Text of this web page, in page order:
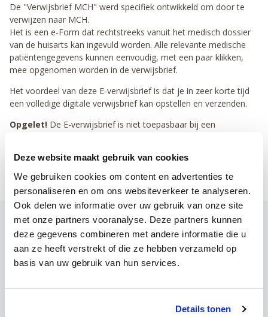
Deze website maakt gebruik van cookies
We gebruiken cookies om content en advertenties te
personaliseren en om ons websiteverkeer te analyseren.
Ook delen we informatie over uw gebruik van onze site
met onze partners vooranalyse. Deze partners kunnen
deze gegevens combineren met andere informatie die u
aan ze heeft verstrekt of die ze hebben verzameld op
basis van uw gebruik van hun services.
Details tonen
De "Verwijsbrief MCH" werd specifiek ontwikkeld om door te
verwijzen naar MCH.
Het is een e-Form dat rechtstreeks vanuit het medisch dossier
van de huisarts kan ingevuld worden. Alle relevante medische
patiëntengegevens kunnen eenvoudig, met een paar klikken,
mee opgenomen worden in de verwijsbrief.
Het voordeel van deze E-verwijsbrief is dat je in zeer korte tijd
een volledige digitale verwijsbrief kan opstellen en verzenden.
Opgelet! De E-verwijsbrief is niet toepasbaar bij een
E-verwijsbrief Handleiding
Contact
Campus Leuven
Maria Theresiastraat 63 A
Onthaal:016 31 01 00